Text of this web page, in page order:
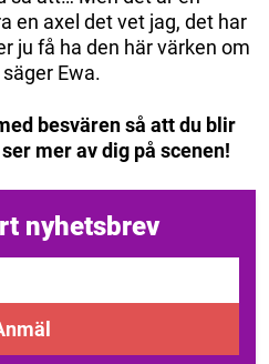
en axel det vet jag, det har
ju få ha den här värken om
Ewa.
besvären så att du blir
mer av dig på scenen!
nyhetsbrev